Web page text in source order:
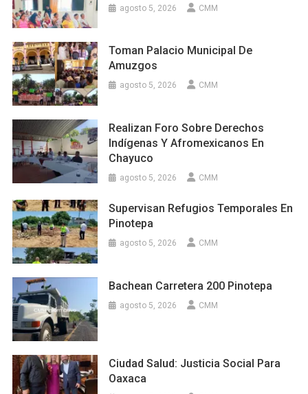
agosto 5, 2026 CMM
Toman Palacio Municipal De
Amuzgos
agosto 5, 2026 CMM
Realizan Foro Sobre Derechos
Indígenas Y Afromexicanos En
Chayuco
agosto 5, 2026 CMM
Supervisan Refugios Temporales En
Pinotepa
agosto 5, 2026 CMM
Bachean Carretera 200 Pinotepa
agosto 5, 2026 CMM
Ciudad Salud: Justicia Social Para
Oaxaca